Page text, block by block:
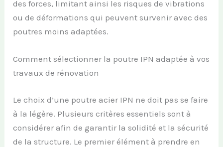
des forces, limitant ainsi les risques de vibrations
ou de déformations qui peuvent survenir avec des
poutres moins adaptées.
Comment sélectionner la poutre IPN adaptée à vos
travaux de rénovation
Le choix d’une poutre acier IPN ne doit pas se faire
à la légère. Plusieurs critères essentiels sont à
considérer afin de garantir la solidité et la sécurité
de la structure. Le premier élément à prendre en